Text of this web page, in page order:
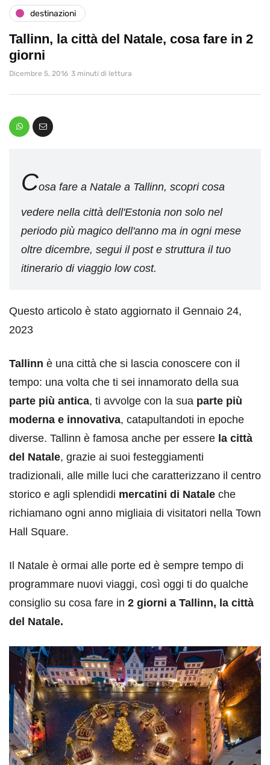
destinazioni
Tallinn, la città del Natale, cosa fare in 2
giorni
Dicembre 5, 2016 3 minuti di lettura
Cosa fare a Natale a Tallinn, scopri cosa
vedere nella città dell'Estonia non solo nel
periodo più magico dell'anno ma in ogni mese
oltre dicembre, segui il post e struttura il tuo
itinerario di viaggio low cost.
Questo articolo è stato aggiornato il Gennaio 24,
2023
Tallinn è una città che si lascia conoscere con il
tempo: una volta che ti sei innamorato della sua
parte più antica, ti avvolge con la sua parte più
moderna e innovativa, catapultandoti in epoche
diverse. Tallinn è famosa anche per essere la città
del Natale, grazie ai suoi festeggiamenti
tradizionali, alle mille luci che caratterizzano il centro
storico e agli splendidi mercatini di Natale che
richiamano ogni anno migliaia di visitatori nella Town
Hall Square.
Il Natale è ormai alle porte ed è sempre tempo di
programmare nuovi viaggi, così oggi ti do qualche
consiglio su cosa fare in 2 giorni a Tallinn, la città
del Natale.